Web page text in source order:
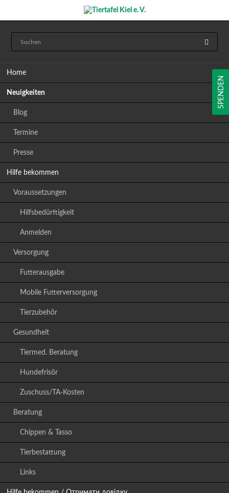
Home
Neuigkeiten
Blog
Termine
Presse
Hilfe bekommen
Voraussetzungen
Hilfsbedürftigkeit
Anmelden
Versorgung
Futterausgabe
Mobile Futterversorgung
Tierzubehör
Gesundheit
Tiermed. Beratung
Hundefrisör
Zuschuss/TA-Kosten
Beratung
Chippen & Tasso
Tierbestattung
Links
SPENDEN